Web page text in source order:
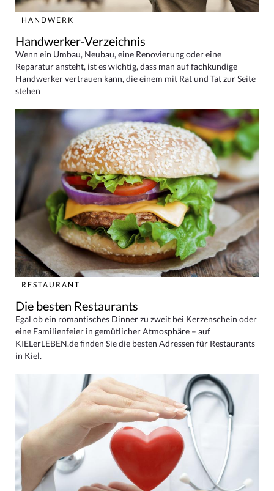
HANDWERK
Handwerker-Verzeichnis
Wenn ein Umbau, Neubau, eine Renovierung oder eine
Reparatur ansteht, ist es wichtig, dass man auf fachkundige
Handwerker vertrauen kann, die einem mit Rat und Tat zur Seite
stehen
RESTAURANT
Die besten Restaurants
Egal ob ein romantisches Dinner zu zweit bei Kerzenschein oder
eine Familienfeier in gemütlicher Atmosphäre – auf
KIELerLEBEN.de finden Sie die besten Adressen für Restaurants
in Kiel.